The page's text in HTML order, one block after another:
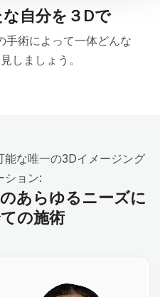
自分を３Dで
手術によって一体どんな
しましょう。
な唯一の3Dイメージング
ション:
あらゆるニーズに
の施術